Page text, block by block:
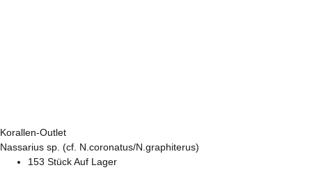
Korallen-Outlet
Nassarius sp. (cf. N.coronatus/N.graphiterus)
153 Stück Auf Lager